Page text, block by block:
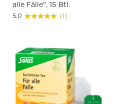
alle Fälle", 15 Btl.
5.0 (1)